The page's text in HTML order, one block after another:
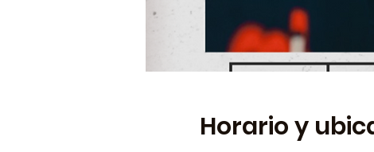
Horario y